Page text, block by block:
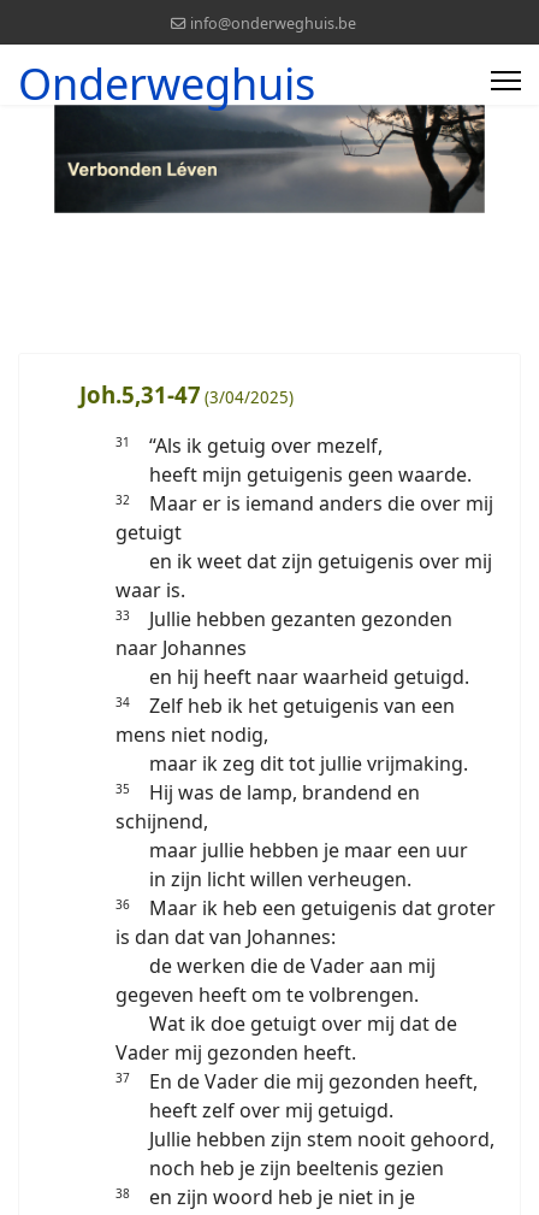
info@onderweghuis.be
Onderweghuis
Joh.5,31-47 (3/04/2025)
31
“Als ik getuig over mezelf,
heeft mijn getuigenis geen waarde.
32
Maar er is iemand anders die over mij
getuigt
en ik weet dat zijn getuigenis over mij
waar is.
33
Jullie hebben gezanten gezonden
naar Johannes
en hij heeft naar waarheid getuigd.
34
Zelf heb ik het getuigenis van een
mens niet nodig,
maar ik zeg dit tot jullie vrijmaking.
35
Hij was de lamp, brandend en
schijnend,
maar jullie hebben je maar een uur
in zijn licht willen verheugen.
36
Maar ik heb een getuigenis dat groter
is dan dat van Johannes:
de werken die de Vader aan mij
gegeven heeft om te volbrengen.
Wat ik doe getuigt over mij dat de
Vader mij gezonden heeft.
37
En de Vader die mij gezonden heeft,
heeft zelf over mij getuigd.
Jullie hebben zijn stem nooit gehoord,
noch heb je zijn beeltenis gezien
38
en zijn woord heb je niet in je